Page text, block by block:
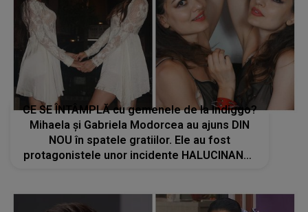
CE SE ÎNTÂMPLĂ cu gemenele de la Indiggo?
Mihaela și Gabriela Modorcea au ajuns DIN
NOU în spatele gratiilor. Ele au fost
protagonistele unor incidente HALUCINANTE